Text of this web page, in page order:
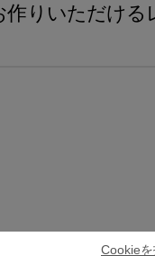
りいただける
Cookie